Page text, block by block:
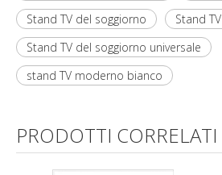
Stand TV del soggiorno
Stand
Stand TV del soggiorno universale
stand TV moderno bianco
PRODOTTI CORRELATI